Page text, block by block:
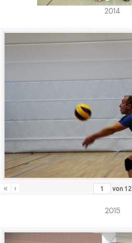
2014
« ‹ von 12
2015